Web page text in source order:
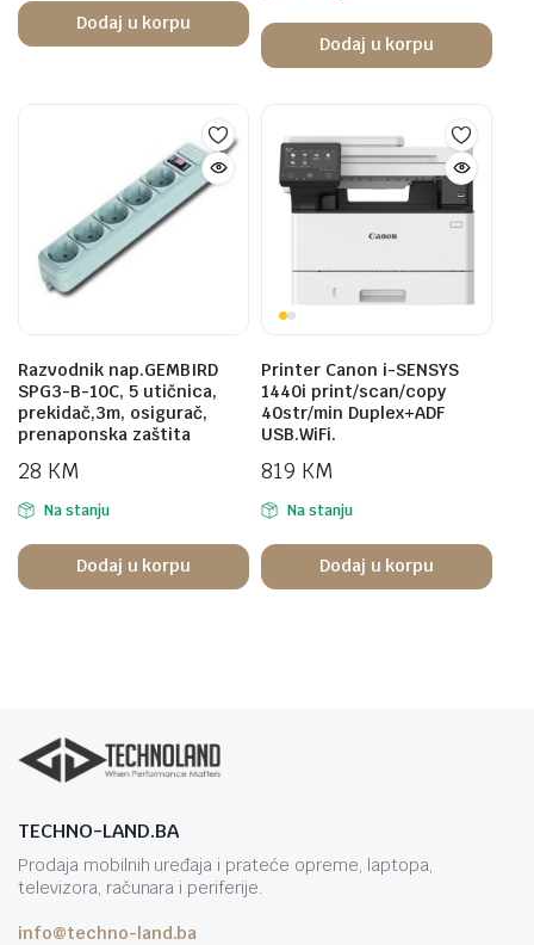
Dodaj u korpu
Dodaj u korpu
Razvodnik nap.GEMBIRD
SPG3-B-10C, 5 utičnica,
prekidač,3m, osigurač,
prenaponska zaštita
28 KM
Na stanju
Dodaj u korpu
Printer Canon i-SENSYS
1440i print/scan/copy
40str/min Duplex+ADF
USB.WiFi.
819 KM
Na stanju
Dodaj u korpu
TECHNO-LAND.BA
Prodaja mobilnih uređaja i prateće opreme, laptopa,
televizora, računara i periferije.
info@techno-land.ba